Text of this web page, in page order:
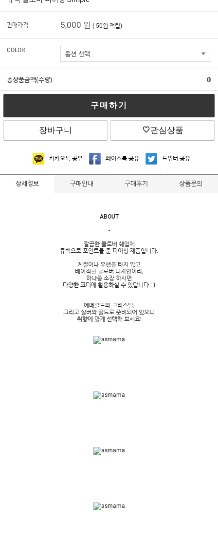
판매가격 5,000 원 ( 50원 적립)
COLOR
총상품금액(수량) 0
구매하기
장바구니 관심상품
카카오톡 공유 페이스북 공유 트위터 공유
상세정보 구매안내 구매후기 상품문의
ABOUT
-
깔끔한 클로버 쉐입에
큐빅으로 포인트를 준 피어싱 제품입니다.
계절이나 유행을 타지 않고
베이직한 클로버 디자인이라,
하나쯤 소장 하시면
다양한 코디에 활용하실 수 있답니다 : )
에메랄드와 크리스탈,
그리고 실버와 골드로 준비되어 있으니
취향에 맞게 선택해 보세요!